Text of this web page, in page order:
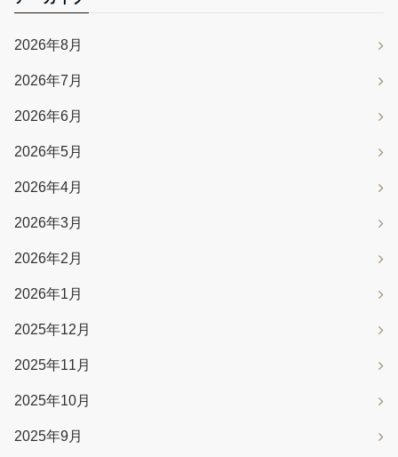
2026年8月
2026年7月
2026年6月
2026年5月
2026年4月
2026年3月
2026年2月
2026年1月
2025年12月
2025年11月
2025年10月
2025年9月